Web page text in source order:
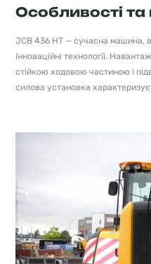
Особливості
JCB 436 HT — сучасна машина,
інноваційні технології.
стійкою ходовою частиною і
силова установка